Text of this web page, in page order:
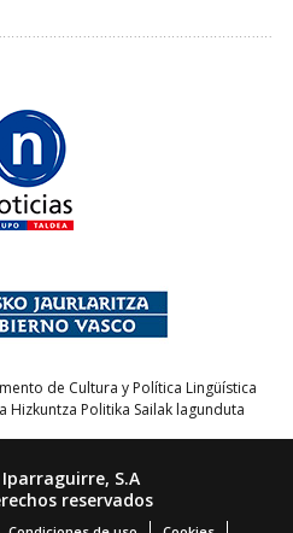
de Cultura y Política Lingüística
Hizkuntza Politika Sailak lagunduta
S.A
reservados